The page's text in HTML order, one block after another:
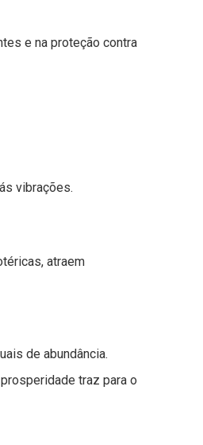
e na proteção contra
vibrações.
atraem
de abundância.
traz para o